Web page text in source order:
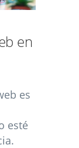
en
es
esté